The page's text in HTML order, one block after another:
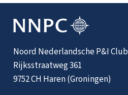
Noord Nederlandsche P&I Club
Rijksstraatweg 361
9752 CH Haren (Groningen)